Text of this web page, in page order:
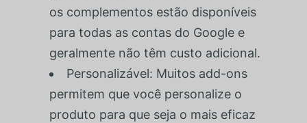
os complementos estão disponíveis
para todas as contas do Google e
geralmente não têm custo adicional.
Personalizável: Muitos add-ons
permitem que você personalize o
produto para que seja o mais eficaz